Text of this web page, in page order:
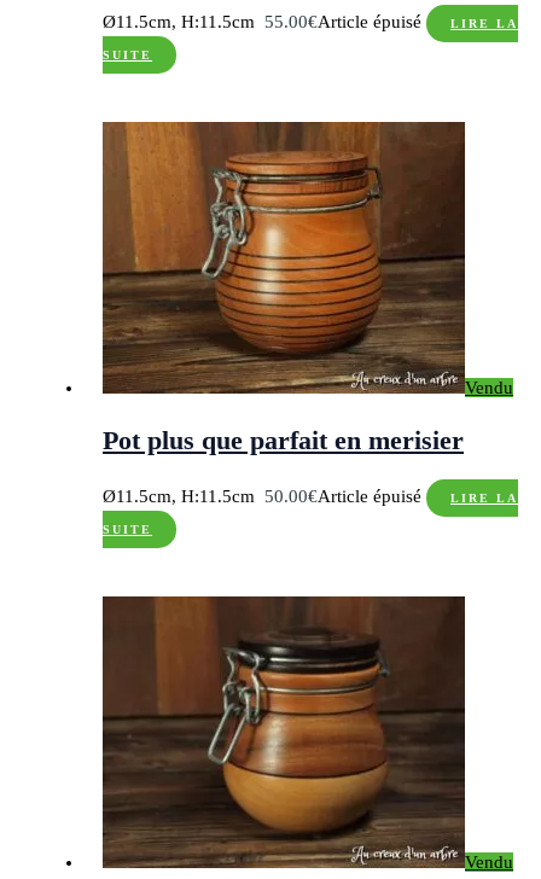
Ø11.5cm, H:11.5cm 55.00€Article épuisé LIRE LA
SUITE
Vendu
Pot plus que parfait en merisier
Ø11.5cm, H:11.5cm 50.00€Article épuisé LIRE LA
SUITE
Vendu